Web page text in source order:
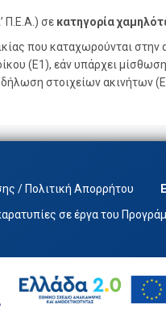
Π.Ε.Α.) σε κατηγορία
που καταχωρούνται στην
(Ε1), εάν υπάρχει
στοιχείων ακινήτων
/ Πολιτική Απορρήτου
σε έργα του